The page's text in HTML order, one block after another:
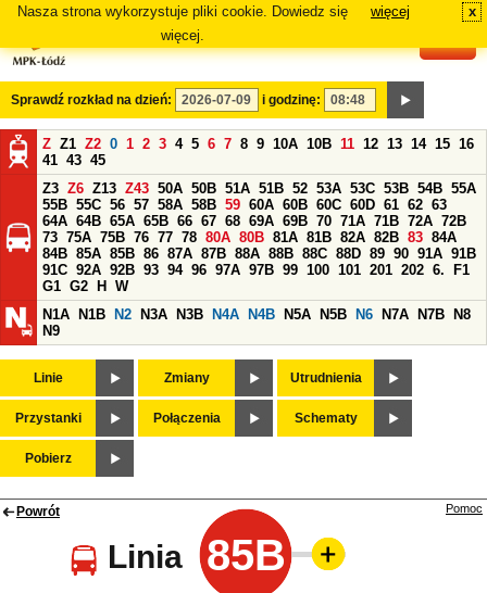
Nasza strona wykorzystuje pliki cookie. Dowiedz się
więcej.
więcej x
Sprawdź rozkład na dzień: i godzinę:
Z Z1 Z2 0 1 2 3 4 5 6 7 8 9 10A 10B 11 12 13 14 15 16
41 43 45
Z3 Z6 Z13 Z43 50A 50B 51A 51B 52 53A 53C 53B 54B 55A
55B 55C 56 57 58A 58B 59 60A 60B 60C 60D 61 62 63
64A 64B 65A 65B 66 67 68 69A 69B 70 71A 71B 72A 72B
73 75A 75B 76 77 78 80A 80B 81A 81B 82A 82B 83 84A
84B 85A 85B 86 87A 87B 88A 88B 88C 88D 89 90 91A 91B
91C 92A 92B 93 94 96 97A 97B 99 100 101 201 202 6.
F1
G1 G2 H
W
N1A
N1B N2 N3A N3B N4A N4B N5A N5B N6 N7A N7B
N8
N9
Linie Zmiany Utrudnienia
Przystanki Połączenia Schematy
Pobierz
Powrót
Linia 85B
Pomoc